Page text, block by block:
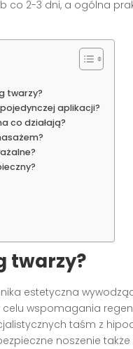
co 2-3 dni, a ogólna
twarzy?
aplikacji?
co działają?
twarzy?
estetyczna
wspomagania
taśm z
noszenie